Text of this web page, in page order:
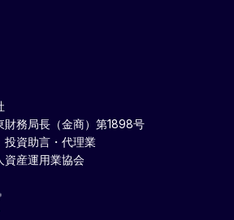
務局長（金商）第1898号
投資助言・代理業
資産運用業協会